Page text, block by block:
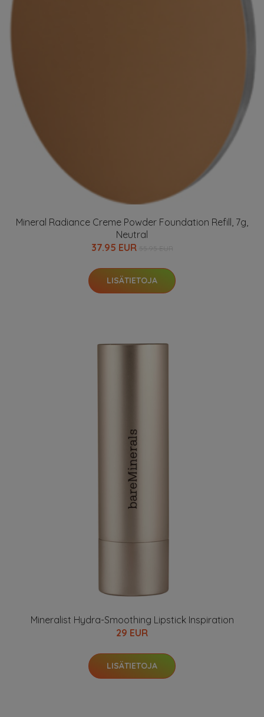
Mineral Radiance Creme Powder Foundation Refill, 7g,
Neutral
37.95 EUR
LISÄTIETOJA
Mineralist Hydra-Smoothing Lipstick Inspiration
29 EUR
LISÄTIETOJA